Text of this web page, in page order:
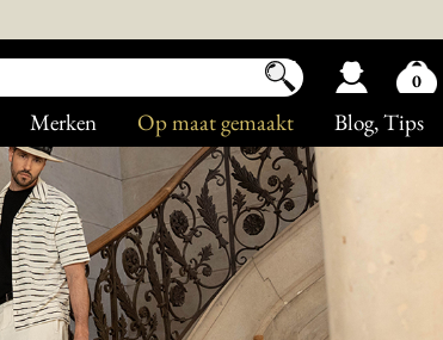
Blog, Tips
Op maat gemaakt
Merken
0